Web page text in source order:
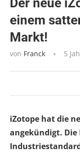
Der neue
einem
Markt!
von Franck 5
iZotope hat die
angekündigt. Die